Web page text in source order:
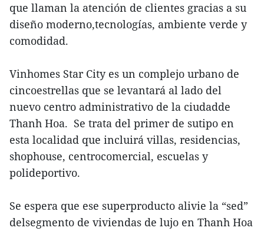
que llaman la atención de clientes gracias a su
diseño moderno,tecnologías, ambiente verde y
comodidad.
Vinhomes Star City es un complejo urbano de
cincoestrellas que se levantará al lado del
nuevo centro administrativo de la ciudadde
Thanh Hoa. Se trata del primer de sutipo en
esta localidad que incluirá villas, residencias,
shophouse, centrocomercial, escuelas y
polideportivo.
Se espera que ese superproducto alivie la “sed”
delsegmento de viviendas de lujo en Thanh Hoa